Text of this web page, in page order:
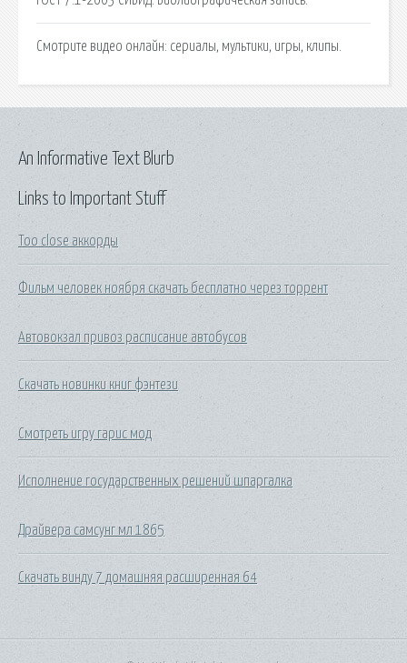
Смотрите видео онлайн: сериалы, мультики, игры, клипы.
Links to Important Stuff
Too close аккорды
Фильм человек ноября скачать бесплатно через торрент
Автовокзал привоз расписание автобусов
Скачать новинки книг фэнтези
Смотреть игру гарис мод
Исполнение государственных решений шпаргалка
Драйвера самсунг мл 1865
Скачать винду 7 домашняя расширенная 64
An Informative Text Blurb